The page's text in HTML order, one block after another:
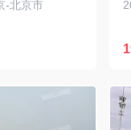
-北京市